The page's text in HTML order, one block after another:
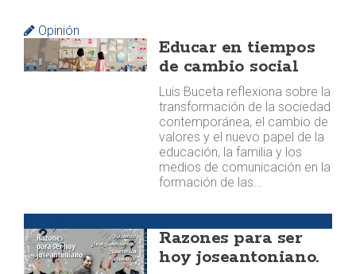
Opinión
Educar en tiempos
de cambio social
Luis Buceta reflexiona sobre la
transformación de la sociedad
contemporánea, el cambio de
valores y el nuevo papel de la
educación, la familia y los
medios de comunicación en la
formación de las…
Razones para ser
hoy joseantoniano.